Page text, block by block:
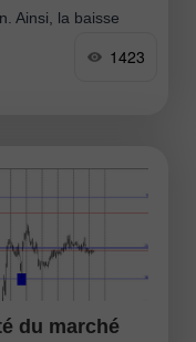
Ainsi, la baisse
1423
du marché